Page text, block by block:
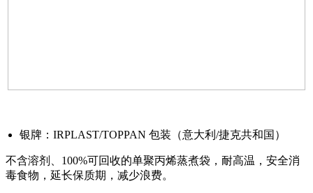
银牌：IRPLAST/TOPPAN 包装（意大利/捷克共和国）
不含溶剂、100%可回收的单聚丙烯蒸煮袋，耐高温，安全消
毒食物，延长保质期，减少浪费。